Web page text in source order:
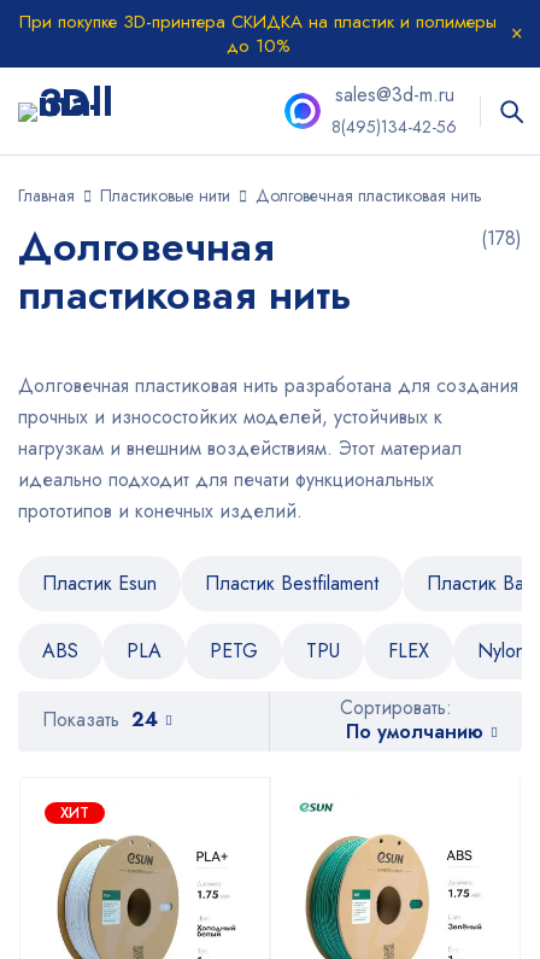
При покупке 3D-принтера СКИДКА на пластик и полимеры
до 10%
sales@3d-m.ru
8(495)134-42-56
Главная Пластиковые нити Долговечная пластиковая нить
Долговечная
пластиковая нить
(178)
Долговечная пластиковая нить разработана для создания
прочных и износостойких моделей, устойчивых к
нагрузкам и внешним воздействиям. Этот материал
идеально подходит для печати функциональных
прототипов и конечных изделий.
Пластик Esun Пластик Bestfilament Пластик
ABS PLA PETG TPU FLEX Nylon
Сортировать:
По умолчанию
Показать 24
ХИТ